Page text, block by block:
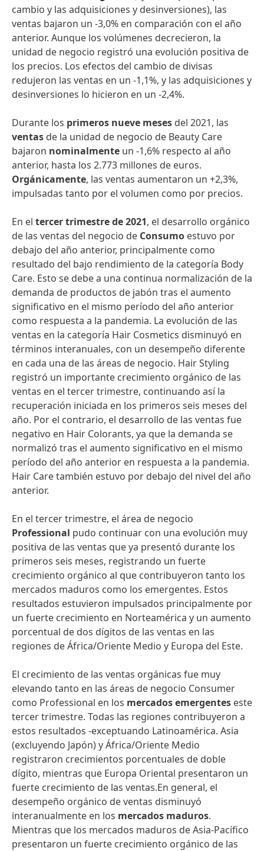
cambio y las adquisiciones y desinversiones), las
ventas bajaron un -3,0% en comparación con el año
anterior. Aunque los volúmenes decrecieron, la
unidad de negocio registró una evolución positiva de
los precios. Los efectos del cambio de divisas
redujeron las ventas en un -1,1%, y las adquisiciones y
desinversiones lo hicieron en un -2,4%.
Durante los primeros nueve meses del 2021, las
ventas de la unidad de negocio de Beauty Care
bajaron nominalmente un -1,6% respecto al año
anterior, hasta los 2.773 millones de euros.
Orgánicamente, las ventas aumentaron un +2,3%,
impulsadas tanto por el volumen como por precios.
En el tercer trimestre de 2021, el desarrollo orgánico
de las ventas del negocio de Consumo estuvo por
debajo del año anterior, principalmente como
resultado del bajo rendimiento de la categoría Body
Care. Esto se debe a una continua normalización de la
demanda de productos de jabón tras el aumento
significativo en el mismo período del año anterior
como respuesta a la pandemia. La evolución de las
ventas en la categoría Hair Cosmetics disminuyó en
términos interanuales, con un desempeño diferente
en cada una de las áreas de negocio. Hair Styling
registró un importante crecimiento orgánico de las
ventas en el tercer trimestre, continuando así la
recuperación iniciada en los primeros seis meses del
año. Por el contrario, el desarrollo de las ventas fue
negativo en Hair Colorants, ya que la demanda se
normalizó tras el aumento significativo en el mismo
período del año anterior en respuesta a la pandemia.
Hair Care también estuvo por debajo del nivel del año
anterior.
En el tercer trimestre, el área de negocio
Professional pudo continuar con una evolución muy
positiva de las ventas que ya presentó durante los
primeros seis meses, registrando un fuerte
crecimiento orgánico al que contribuyeron tanto los
mercados maduros como los emergentes. Estos
resultados estuvieron impulsados principalmente por
un fuerte crecimiento en Norteamérica y un aumento
porcentual de dos dígitos de las ventas en las
regiones de África/Oriente Medio y Europa del Este.
El crecimiento de las ventas orgánicas fue muy
elevando tanto en las áreas de negocio Consumer
como Professional en los mercados emergentes este
tercer trimestre. Todas las regiones contribuyeron a
estos resultados -exceptuando Latinoamérica. Asia
(excluyendo Japón) y África/Oriente Medio
registraron crecimientos porcentuales de doble
dígito, mientras que Europa Oriental presentaron un
fuerte crecimiento de las ventas.En general, el
desempeño orgánico de ventas disminuyó
interanualmente en los mercados maduros.
Mientras que los mercados maduros de Asia-Pacífico
presentaron un fuerte crecimiento orgánico de las